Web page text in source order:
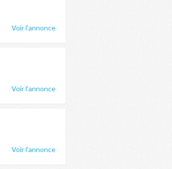
Voir l'annonce
Voir l'annonce
Voir l'annonce